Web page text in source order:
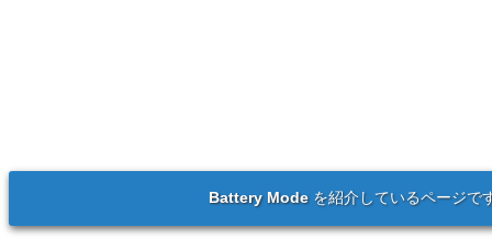
Battery Modeを紹介しているページで